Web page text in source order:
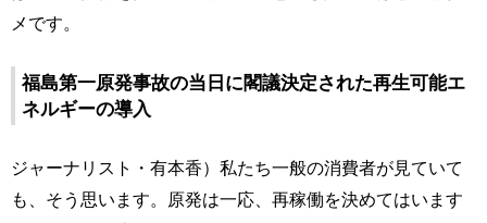
メです。
福島第一原発事故の当日に閣議決定された再生可能エ
ネルギーの導入
ジャーナリスト・有本香）私たち一般の消費者が見ていて
も、そう思います。原発は一応、再稼働を決めてはいます